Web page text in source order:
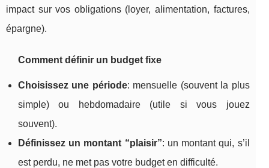
impact sur vos obligations (loyer, alimentation, factures,
épargne).
Comment définir un budget fixe
Choisissez une période: mensuelle (souvent la plus
simple) ou hebdomadaire (utile si vous jouez
souvent).
Définissez un montant “plaisir”: un montant qui, s’il
est perdu, ne met pas votre budget en difficulté.